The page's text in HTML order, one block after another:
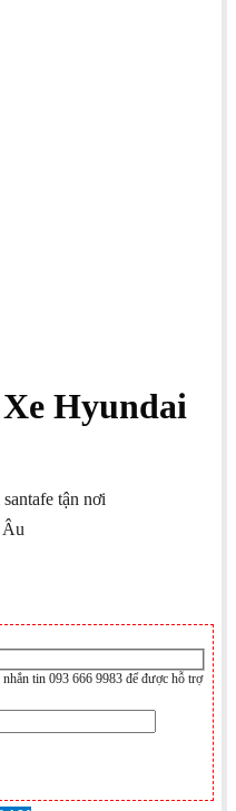
Hyundai
tận nơi
Âu
tin 093 666 9983 để được hỗ trợ